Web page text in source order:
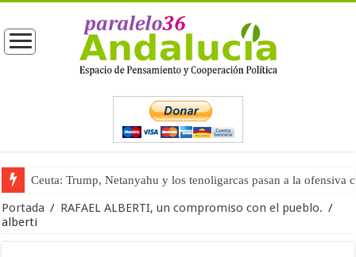
Ceuta: Trump, Netanyahu y los tenoligarcas pasan a la ofensiva
La masificación turística (tercera parte)
Portada / RAFAEL ALBERTI, un compromiso con el pueblo. /
alberti